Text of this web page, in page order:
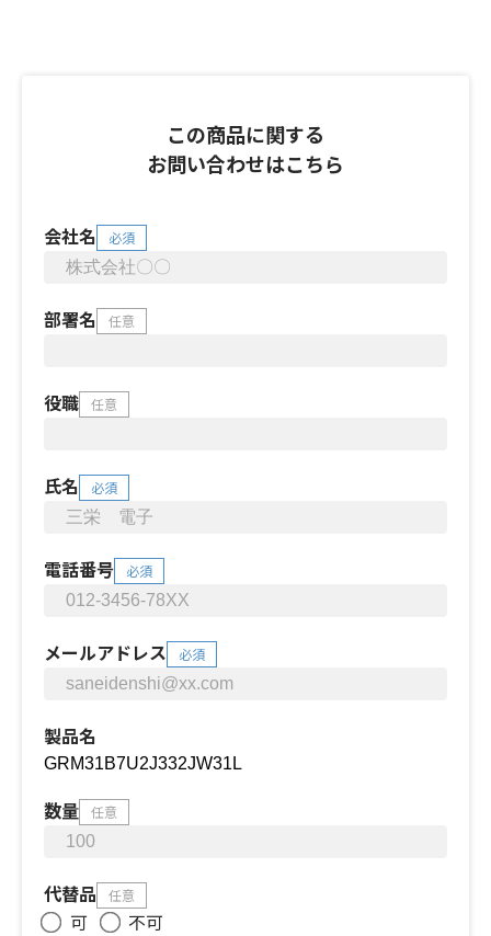
この商品に関する
お問い合わせはこちら
会社名 必須
部署名 任意
役職 任意
氏名 必須
電話番号 必須
メールアドレス 必須
製品名
数量 任意
代替品 任意
可
不可